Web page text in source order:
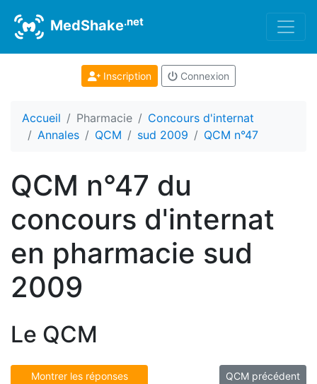
MedShake.net
Inscription Connexion
Accueil Pharmacie
Concours d'internat
Annales
QCM sud 2009 QCM n°47
QCM n°47 du
concours d'internat
en pharmacie sud
2009
Le QCM
Montrer les réponses
QCM précédent